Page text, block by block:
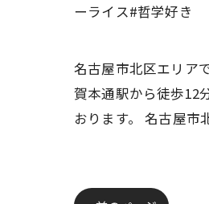
ーライス#哲学好き
名古屋市北区エリア
賀本通駅から徒歩12
おります。 名古屋市